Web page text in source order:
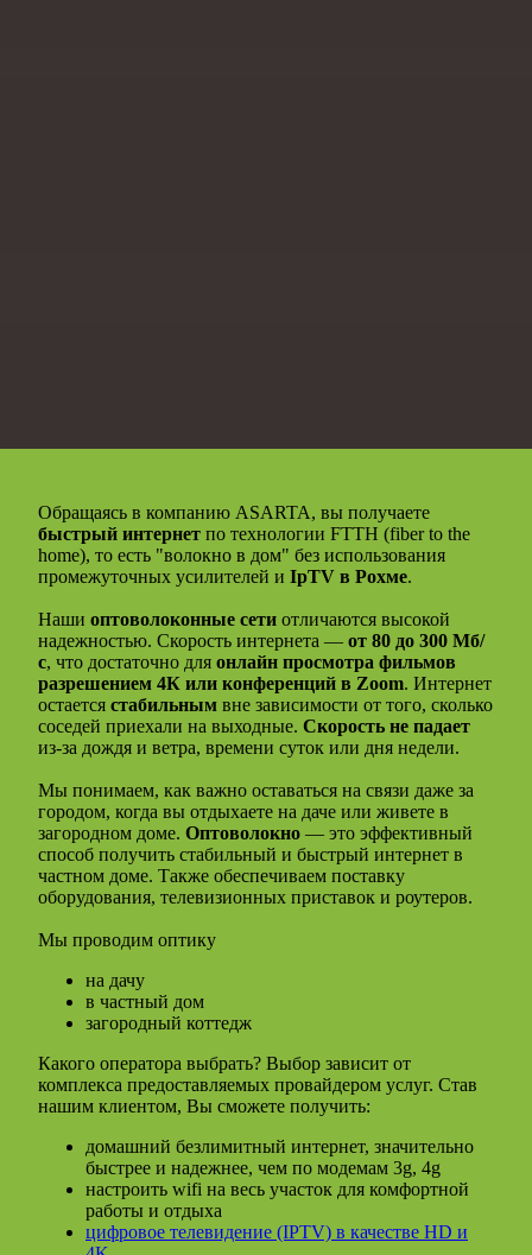
Обращаясь в компанию ASARTA, вы получаете
быстрый интернет по технологии FTTH (fiber to the
home), то есть "волокно в дом" без использования
промежуточных усилителей и IpTV в Рохме.
Наши оптоволоконные сети отличаются высокой
надежностью. Скорость интернета — от 80 до 300 Мб/
с, что достаточно для онлайн просмотра фильмов
разрешением 4К или конференций в Zoom. Интернет
остается стабильным вне зависимости от того, сколько
соседей приехали на выходные. Скорость не падает
из-за дождя и ветра, времени суток или дня недели.
Мы понимаем, как важно оставаться на связи даже за
городом, когда вы отдыхаете на даче или живете в
загородном доме. Оптоволокно — это эффективный
способ получить стабильный и быстрый интернет в
частном доме. Также обеспечиваем поставку
оборудования, телевизионных приставок и роутеров.
Мы проводим оптику
на дачу
в частный дом
загородный коттедж
Какого оператора выбрать? Выбор зависит от
комплекса предоставляемых провайдером услуг. Став
нашим клиентом, Вы сможете получить:
домашний безлимитный интернет, значительно
быстрее и надежнее, чем по модемам 3g, 4g
настроить wifi на весь участок для комфортной
работы и отдыха
цифровое телевидение (IPTV) в качестве HD и